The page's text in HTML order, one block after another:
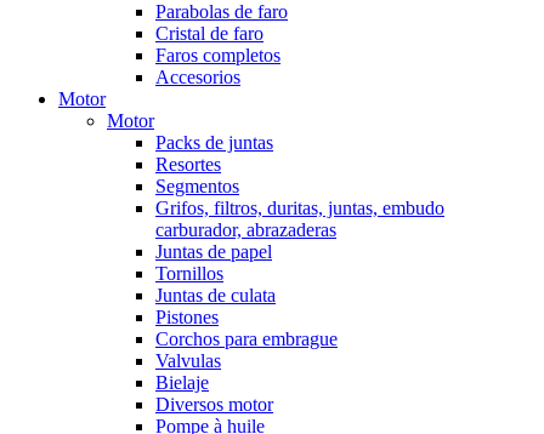
Parabolas de faro
Cristal de faro
Faros completos
Accesorios
Motor
Motor
Packs de juntas
Resortes
Segmentos
Grifos, filtros, duritas, juntas, embudo
carburador, abrazaderas
Juntas de papel
Tornillos
Juntas de culata
Pistones
Corchos para embrague
Valvulas
Bielaje
Diversos motor
Pompe à huile